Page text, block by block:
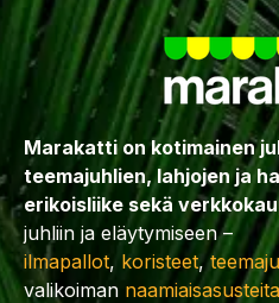
Marakatti on kotimainen
teemajuhlien, lahjojen ja
erikoisliike sekä
juhliin ja eläytymiseen –
ilmapallot, koristeet,
valikoiman naamiaisasusteita